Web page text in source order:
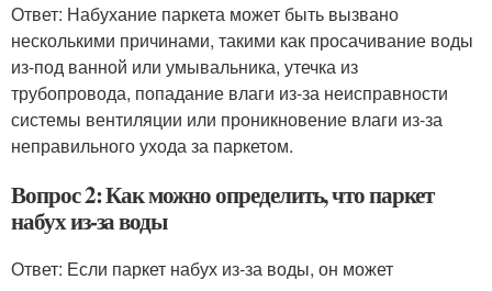
Ответ: Набухание паркета может быть вызвано
несколькими причинами, такими как просачивание воды
из-под ванной или умывальника, утечка из
трубопровода, попадание влаги из-за неисправности
системы вентиляции или проникновение влаги из-за
неправильного ухода за паркетом.
Вопрос 2: Как можно определить, что паркет
набух из-за воды
Ответ: Если паркет набух из-за воды, он может